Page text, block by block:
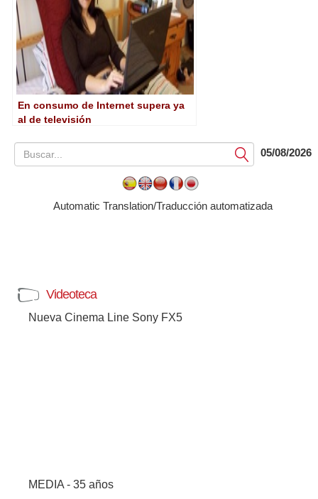
En consumo de Internet supera ya
al de televisión
Submit05/08/2026
Automatic Translation/Traducción automatizada
Videoteca
Nueva Cinema Line Sony FX5
MEDIA - 35 años